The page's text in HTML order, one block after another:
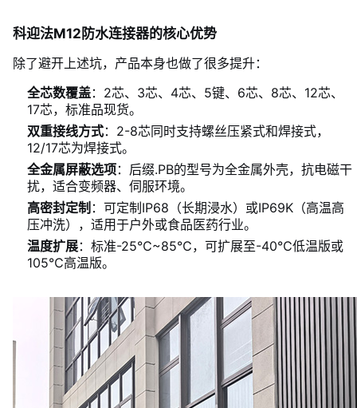
科迎法M12防水连接器的核心优势
除了避开上述坑，产品本身也做了很多提升：
全芯数覆盖：2芯、3芯、4芯、5键、6芯、8芯、12芯、
17芯，标准品现货。
双重接线方式：2-8芯同时支持螺丝压紧式和焊接式，
12/17芯为焊接式。
全金属屏蔽选项：后缀.PB的型号为全金属外壳，抗电磁干
扰，适合变频器、伺服环境。
高密封定制 ：可定制IP68（长期浸水）或IP69K（高温高
压冲洗），适用于户外或食品医药行业。
温度扩展：标准-25℃~85℃，可扩展至-40℃低温版或
105℃高温版。